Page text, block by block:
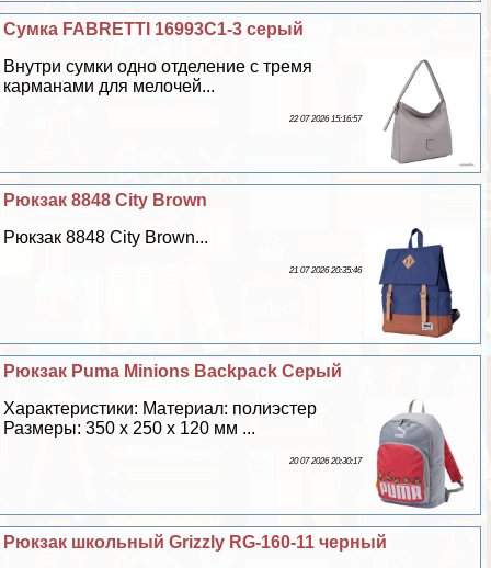
Сумка FABRETTI 16993C1-3 серый
Внутри сумки одно отделение с тремя
карманами для мелочей...
22 07 2026 15:16:57
Рюкзак 8848 City Brown
Рюкзак 8848 City Brown...
21 07 2026 20:35:46
Рюкзак Puma Minions Backpack Серый
Хаpaктеристики: Материал: полиэстер
Размеры: 350 х 250 х 120 мм ...
20 07 2026 20:30:17
Рюкзак школьный Grizzly RG-160-11 черный